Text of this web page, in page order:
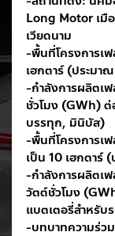
Long Motor เมือ
เวียดนาม
-พื้นที่โครงการเฟ
เฮกตาร์ (ประมา
-กำลังการผลิตเ
ชั่วโมง (GWh)
บรรทุก, มินิบัส)
-พื้นที่โครงการเฟ
เป็น 10 เฮกตาร์
-กำลังการผลิตเฟ
วัตต์ชั่วโมง
แบตเตอรี่สำหรั
-บทบาทความร่ว